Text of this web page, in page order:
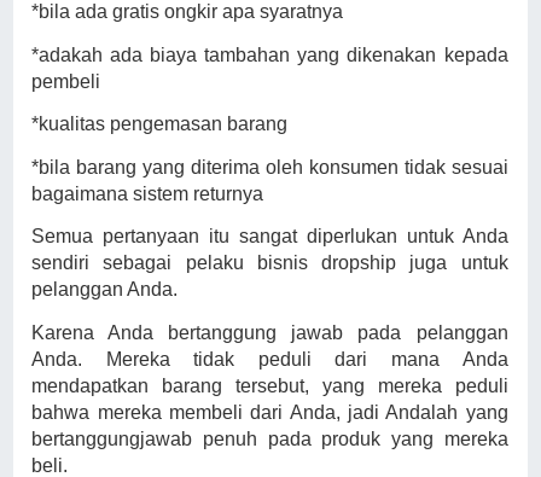
*bila ada gratis ongkir apa syaratnya
*adakah ada biaya tambahan yang dikenakan kepada
pembeli
*kualitas pengemasan barang
*bila barang yang diterima oleh konsumen tidak sesuai
bagaimana sistem returnya
Semua pertanyaan itu sangat diperlukan untuk Anda
sendiri sebagai pelaku bisnis dropship juga untuk
pelanggan Anda.
Karena Anda bertanggung jawab pada pelanggan
Anda. Mereka tidak peduli dari mana Anda
mendapatkan barang tersebut, yang mereka peduli
bahwa mereka membeli dari Anda, jadi Andalah yang
bertanggungjawab penuh pada produk yang mereka
beli.